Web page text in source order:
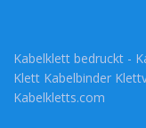
Kabelklett bedruckt -
Klett Kabelbinder
Kabelkletts.com